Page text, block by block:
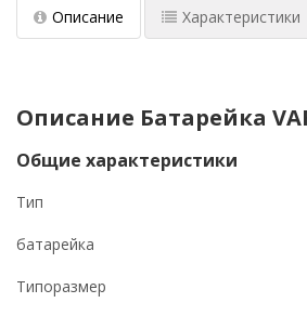
Описание Характеристики
Описание Батарейка
Общие характеристики
Тип
батарейка
Типоразмер